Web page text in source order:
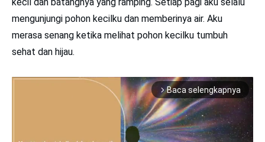
mengunjungi pohon kecilku dan memberinya air. Aku
merasa senang ketika melihat pohon kecilku tumbuh
sehat dan hijau.
arrow_forward_ios Baca selengkapnya